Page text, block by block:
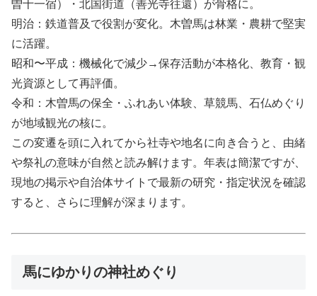
曽十一宿）・北国街道（善光寺往還）が骨格に。
明治：鉄道普及で役割が変化。木曽馬は林業・農耕で堅実
に活躍。
昭和〜平成：機械化で減少→保存活動が本格化、教育・観
光資源として再評価。
令和：木曽馬の保全・ふれあい体験、草競馬、石仏めぐり
が地域観光の核に。
この変遷を頭に入れてから社寺や地名に向き合うと、由緒
や祭礼の意味が自然と読み解けます。年表は簡潔ですが、
現地の掲示や自治体サイトで最新の研究・指定状況を確認
すると、さらに理解が深まります。
馬にゆかりの神社めぐり